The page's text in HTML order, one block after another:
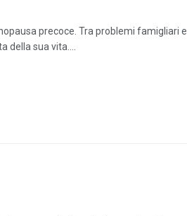
precoce. Tra problemi famigliari e
della sua vita....